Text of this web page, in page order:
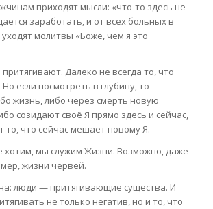
приходят мысли: «что-то здесь не
заработать, и от всех больных в
молитвы «Боже, чем я это
притягивают. Далеко не всегда то, что
если посмотреть в глубину, то
жизнь, либо через смерть новую
созидают своё Я прямо здесь и сейчас,
что сейчас мешает новому Я.
хотим, мы служим Жизни. Возможно, даже
жизни червей.
люди — притягивающие существа. И
не только негатив, но и то, что